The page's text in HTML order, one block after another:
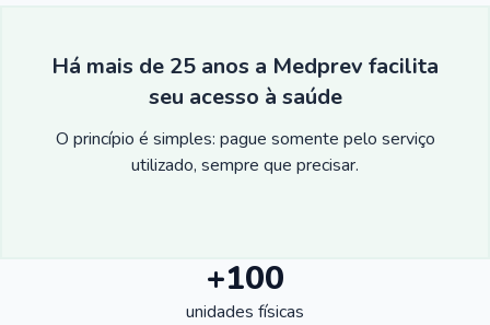
Há mais de 25 anos a Medprev facilita
seu acesso à saúde
O princípio é simples: pague somente pelo serviço
utilizado, sempre que precisar.
+100
unidades físicas